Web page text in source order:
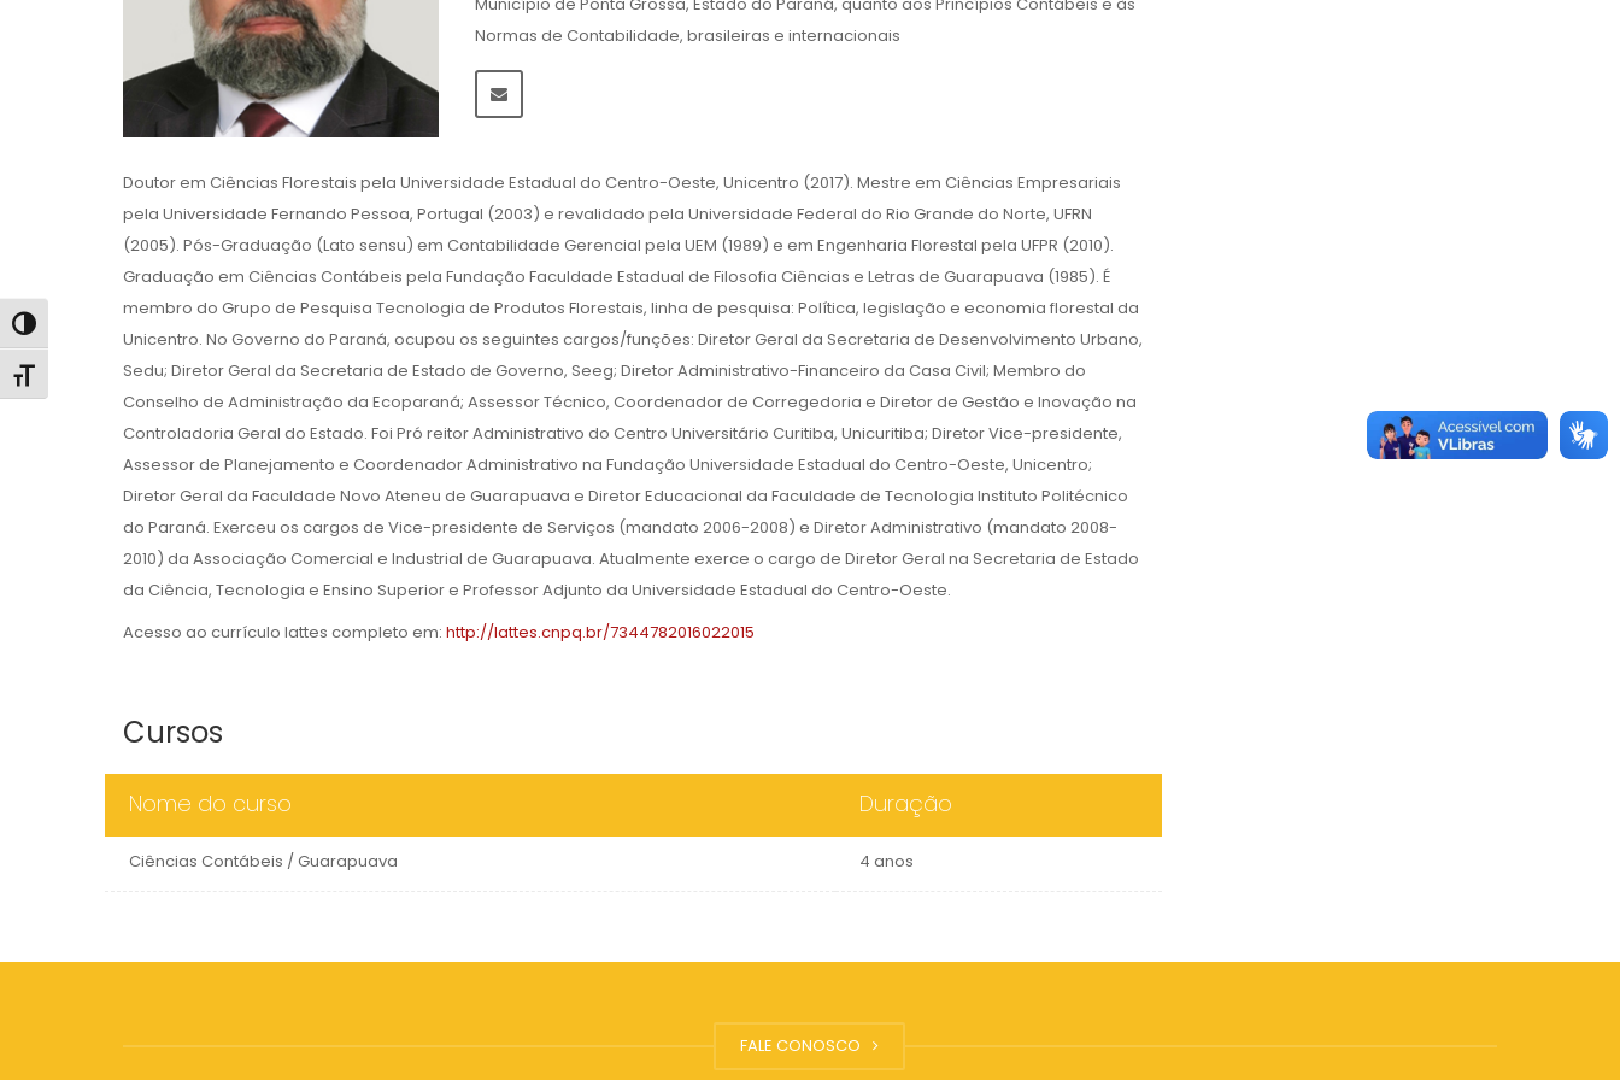
Alternar alto contraste
Alternar tamanho da fonte
Normas de Contabilidade, brasileiras e internacionais
Doutor em Ciências Florestais pela Universidade Estadual do Centro-Oeste, Unicentro (2017). Mestre em Ciências Empresariais
pela Universidade Fernando Pessoa, Portugal (2003) e revalidado pela Universidade Federal do Rio Grande do Norte, UFRN
(2005). Pós-Graduação (Lato sensu) em Contabilidade Gerencial pela UEM (1989) e em Engenharia Florestal pela UFPR (2010).
Graduação em Ciências Contábeis pela Fundação Faculdade Estadual de Filosofia Ciências e Letras de Guarapuava (1985). É
membro do Grupo de Pesquisa Tecnologia de Produtos Florestais, linha de pesquisa: Política, legislação e economia florestal da
Unicentro. No Governo do Paraná, ocupou os seguintes cargos/funções: Diretor Geral da Secretaria de Desenvolvimento Urbano,
Sedu; Diretor Geral da Secretaria de Estado de Governo, Seeg; Diretor Administrativo-Financeiro da Casa Civil; Membro do
Conselho de Administração da Ecoparaná; Assessor Técnico, Coordenador de Corregedoria e Diretor de Gestão e Inovação na
Controladoria Geral do Estado. Foi Pró reitor Administrativo do Centro Universitário Curitiba, Unicuritiba; Diretor Vice-presidente,
Assessor de Planejamento e Coordenador Administrativo na Fundação Universidade Estadual do Centro-Oeste, Unicentro;
Diretor Geral da Faculdade Novo Ateneu de Guarapuava e Diretor Educacional da Faculdade de Tecnologia Instituto Politécnico
do Paraná. Exerceu os cargos de Vice-presidente de Serviços (mandato 2006-2008) e Diretor Administrativo (mandato 2008-
2010) da Associação Comercial e Industrial de Guarapuava. Atualmente exerce o cargo de Diretor Geral na Secretaria de Estado
da Ciência, Tecnologia e Ensino Superior e Professor Adjunto da Universidade Estadual do Centro-Oeste.
Acesso ao currículo lattes completo em: http://lattes.cnpq.br/7344782016022015
Cursos
Nome do curso Duração
Ciências Contábeis / Guarapuava 4 anos
FALE CONOSCO